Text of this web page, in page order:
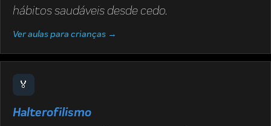
hábitos saudáveis desde cedo.
Ver aulas para crianças →
🏅
Halterofilismo